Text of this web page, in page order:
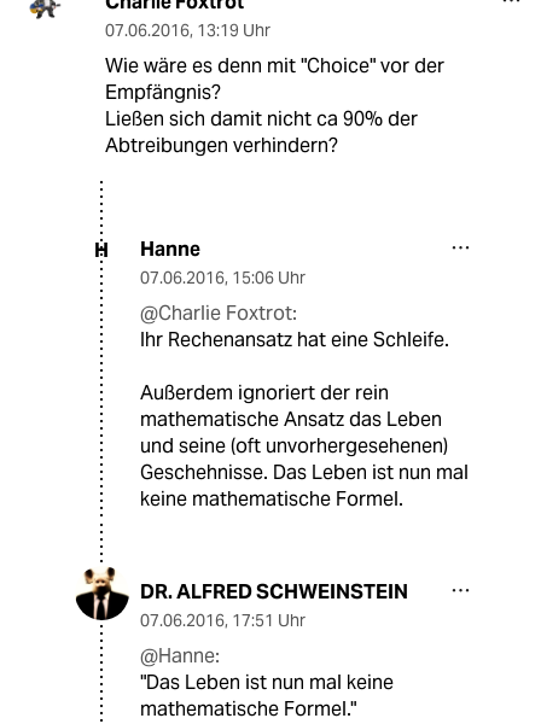
07.06.2016, 13:19 Uhr
Wie wäre es denn mit "Choice" vor der
Empfängnis?
Ließen sich damit nicht ca 90% der
Abtreibungen verhindern?
H Hanne
07.06.2016, 15:06 Uhr
@Charlie Foxtrot:
Ihr Rechenansatz hat eine Schleife.
Außerdem ignoriert der rein
mathematische Ansatz das Leben
und seine (oft unvorhergesehenen)
Geschehnisse. Das Leben ist nun mal
keine mathematische Formel.
DR. ALFRED SCHWEINSTEIN
07.06.2016, 17:51 Uhr
@Hanne:
"Das Leben ist nun mal keine
mathematische Formel."